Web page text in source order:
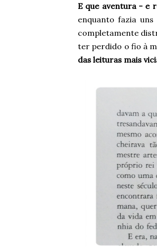
E que aventura - e
enquanto fazia
completamente
ter perdido o fio à
das leituras mais